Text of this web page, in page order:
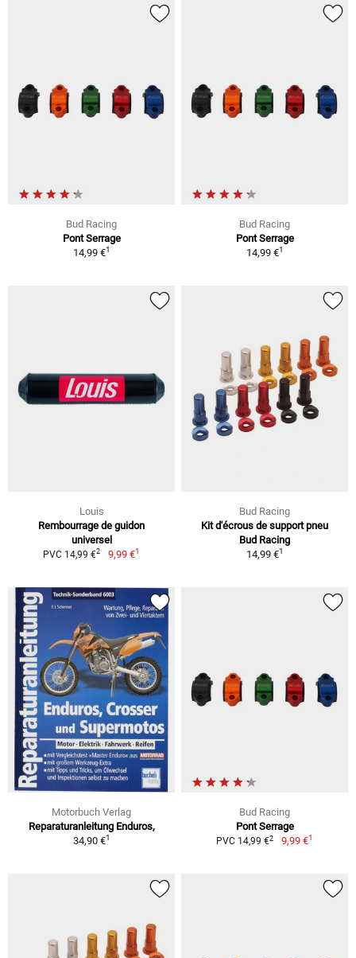
Bud Racing
Pont Serrage
14,99 €1
Bud Racing
Pont Serrage
14,99 €1
Louis
Rembourrage de guidon
universel
PVC 14,99 €2 9,99 €1
Bud Racing
Kit d'écrous de support pneu
Bud Racing
14,99 €1
Motorbuch Verlag
Reparaturanleitung Enduros,
34,90 €1
Bud Racing
Pont Serrage
PVC 14,99 €2 9,99 €1